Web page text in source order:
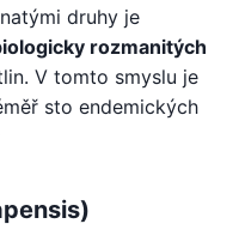
druhy je
rozmanitých
V tomto smyslu je
sto endemických